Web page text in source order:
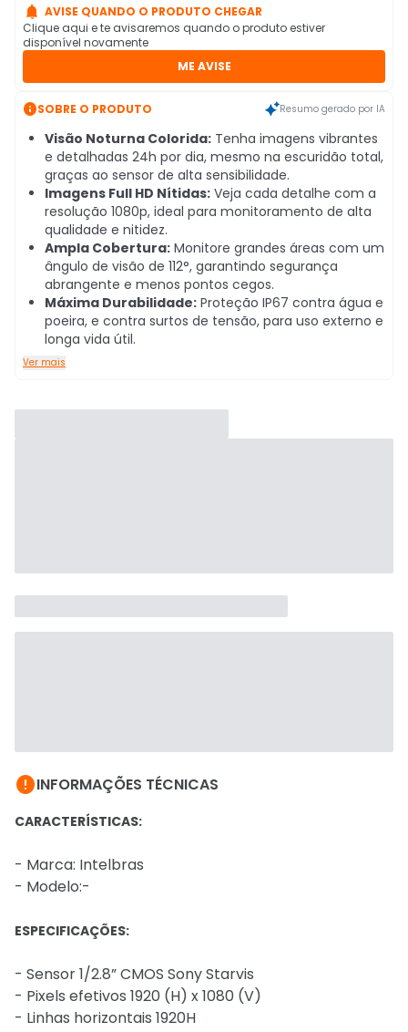
 AVISE QUANDO O PRODUTO CHEGAR
Clique aqui e te avisaremos quando o produto estiver
disponível novamente
ME AVISE
SOBRE O PRODUTO Resumo gerado por IA
Visão Noturna Colorida: Tenha imagens vibrantes
e detalhadas 24h por dia, mesmo na escuridão total,
graças ao sensor de alta sensibilidade.
Imagens Full HD Nítidas: Veja cada detalhe com a
resolução 1080p, ideal para monitoramento de alta
qualidade e nitidez.
Ampla Cobertura: Monitore grandes áreas com um
ângulo de visão de 112°, garantindo segurança
abrangente e menos pontos cegos.
Máxima Durabilidade: Proteção IP67 contra água e
poeira, e contra surtos de tensão, para uso externo e
longa vida útil.
Ver mais
INFORMAÇÕES TÉCNICAS
CARACTERÍSTICAS:
- Marca: Intelbras
- Modelo:-
ESPECIFICAÇÕES:
- Sensor 1/2.8” CMOS Sony Starvis
- Pixels efetivos 1920 (H) x 1080 (V)
- Linhas horizontais 1920H